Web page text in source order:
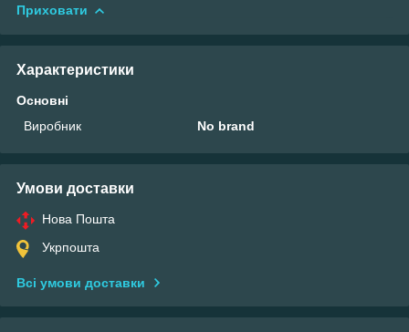
Приховати
Характеристики
Основні
Виробник
No brand
Умови доставки
Нова Пошта
Укрпошта
Всі умови доставки